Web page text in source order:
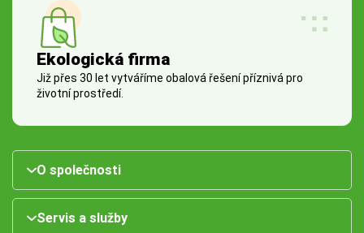
Ekologická firma
Již přes 30 let vytváříme obalová řešení příznivá pro
životní prostředí.
O společnosti
Servis a služby